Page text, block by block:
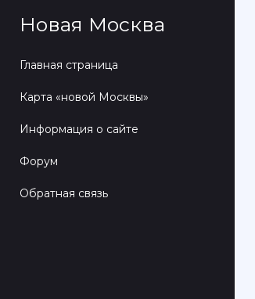
Новая Москва
Главная страница
Карта «новой Москвы»
Информация о сайте
Форум
Обратная связь